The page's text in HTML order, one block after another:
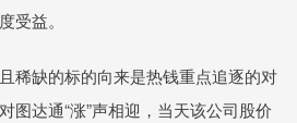
受益。
稀缺的标的向来是热钱重点追逐的对
图达通“涨”声相迎，当天该公司股价